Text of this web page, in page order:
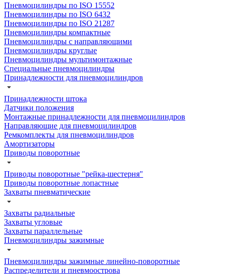
Пневмоцилиндры по ISO 15552
Пневмоцилиндры по ISO 6432
Пневмоцилиндры по ISO 21287
Пневмоцилиндры компактные
Пневмоцилиндры с направляющими
Пневмоцилиндры круглые
Пневмоцилиндры мультимонтажные
Специальные пневмоцилиндры
Принадлежности для пневмоцилиндров
Принадлежности штока
Датчики положения
Монтажные принадлежности для пневмоцилиндров
Направляющие для пневмоцилиндров
Ремкомплекты для пневмоцилиндров
Амортизаторы
Приводы поворотные
Приводы поворотные "рейка-шестерня"
Приводы поворотные лопастные
Захваты пневматические
Захваты радиальные
Захваты угловые
Захваты параллельные
Пневмоцилиндры зажимные
Пневмоцилиндры зажимные линейно-поворотные
Распределители и пневмоострова